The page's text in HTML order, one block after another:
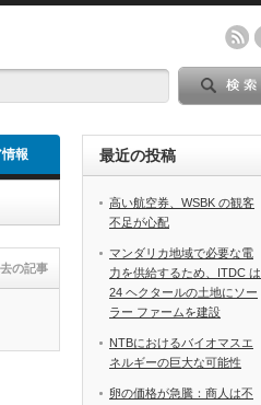
報
の記事
最近の投稿
高い航空券、WSBK の観客
不足が心配
マンダリカ地域で必要な電
力を供給するため、ITDC は
24 ヘクタールの土地にソー
ラー ファームを建設
NTBにおけるバイオマスエ
ネルギーの巨大な可能性
卵の価格が急騰：商人は不